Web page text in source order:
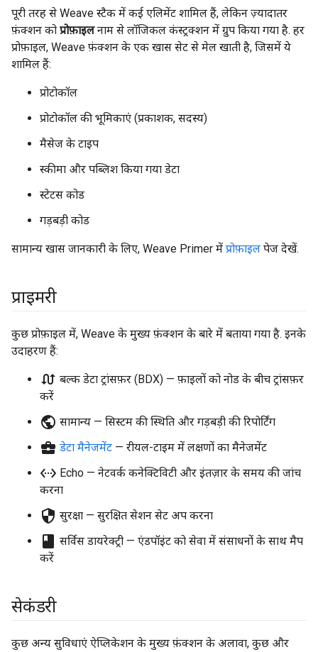
पूरी तरह से Weave स्टैक में कई एलिमेंट शामिल हैं, लेकिन ज़्यादातर
फ़ंक्शन को प्रोफ़ाइलनाम से लॉजिकल कंस्ट्रक्शन में ग्रुप किया गया है. हर
प्रोफ़ाइल, Weave फ़ंक्शन के एक खास सेट से मेल खाती है, जिसमें ये
शामिल हैं:
प्रोटोकॉल
प्रोटोकॉल की भूमिकाएं (प्रकाशक, सदस्य)
मैसेज के टाइप
स्कीमा और पब्लिश किया गया डेटा
स्टेटस कोड
गड़बड़ी कोड
सामान्य खास जानकारी के लिए, Weave Primer में प्रोफ़ाइल पेज देखें.
प्राइमरी
कुछ प्रोफ़ाइल में, Weave के मुख्य फ़ंक्शन के बारे में बताया गया है. इनके
उदाहरण हैं:
swap_calls बल्क डेटा ट्रांसफ़र (BDX) — फ़ाइलों को नोड के बीच ट्रांसफ़र
करें
public सामान्य — सिस्टम की स्थिति और गड़बड़ी की रिपोर्टिंग
business_center डेटा मैनेजमेंट — रीयल-टाइम में लक्षणों का मैनेजमेंट
settings_ethernet Echo — नेटवर्क कनेक्टिविटी और इंतज़ार के समय की जांच
करना
security सुरक्षा — सुरक्षित सेशन सेट अप करना
book
सर्विस डायरेक्ट्री — एंडपॉइंट को सेवा में संसाधनों के साथ मैप
करें
सेकंडरी
कुछ अन्य सुविधाएं ऐप्लिकेशन के मुख्य फ़ंक्शन के अलावा, कुछ और